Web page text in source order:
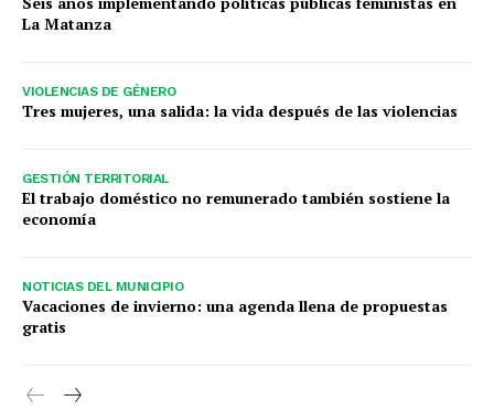
La Matanza
VIOLENCIAS DE GÉNERO
Tres mujeres, una salida: la vida después de las violencias
GESTIÓN TERRITORIAL
El trabajo doméstico no remunerado también sostiene la
economía
NOTICIAS DEL MUNICIPIO
Vacaciones de invierno: una agenda llena de propuestas
gratis